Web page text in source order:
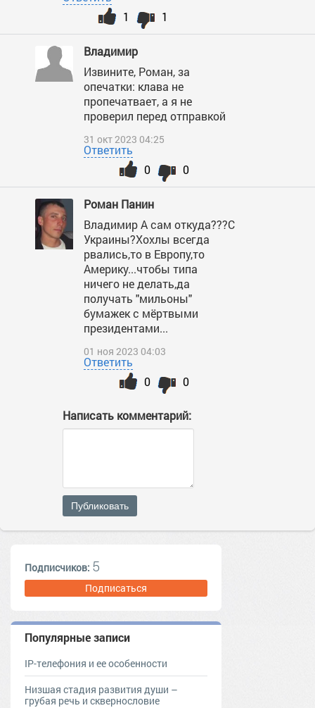
1
1
Владимир
Извините, Роман, за
опечатки: клава не
пропечатвает, а я не
проверил перед отправкой
31 окт 2023 04:25
Ответить
0
0
Роман Панин
Владимир А сам откуда???С
Украины?Хохлы всегда
рвались,то в Европу,то
Америку...чтобы типа
ничего не делать,да
получать "мильоны"
бумажек с мёртвыми
президентами...
01 ноя 2023 04:03
Ответить
0
0
Написать комментарий:
Публиковать
Подписчиков: 5
Подписаться
Популярные записи
IP-телефония и ее особенности
Низшая стадия развития души –
грубая речь и сквернословие